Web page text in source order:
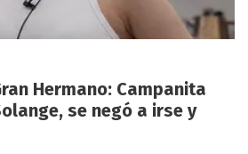
Hermano: Campanita
se negó a irse y